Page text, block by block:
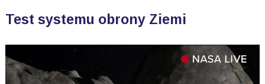
Test systemu obrony Ziemi